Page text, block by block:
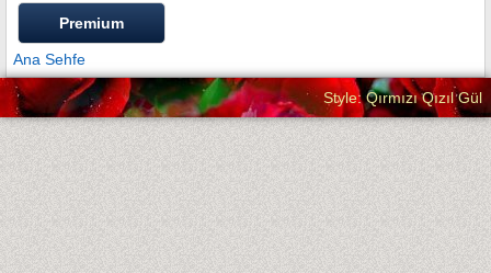
Premium
Ana Sehfe
Style: Qırmızı Qızıl Gül